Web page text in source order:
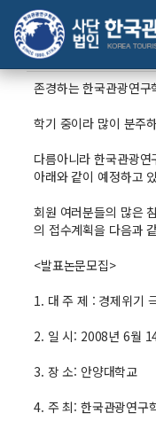
소식공지사항
Home ❯ 소식 ❯공
공지사항
[안내] 2008 춘계 학술발
존경하는 한국관광연
학기 중이라 많이 분주
다름아니라 한국관광
아래와 같이 예정하고
회원 여러분들의 많은
의 접수계획을 다음과
<발표논문모집>
1. 대 주 제 : 경제위기
2. 일 시: 2008년 6월
3. 장 소: 안양대학교
4. 주 최: 한국관광연구